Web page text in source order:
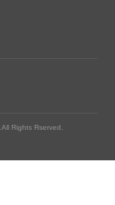
Rights Rserved.